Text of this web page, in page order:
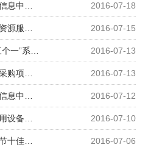
2016-07-18
2016-07-15
2016-07-13
2016-07-13
2016-07-12
2016-07-10
2016-07-06